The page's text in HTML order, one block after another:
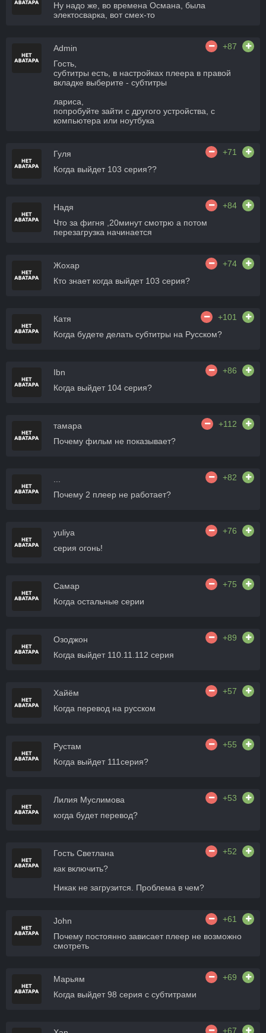
Ну надо же, во времена Османа, была
электосварка, вот смех-то
Admin
+87
Гость,
субтитры есть, в настройках плеера в правой
вкладке выберите - субтитры
лариса,
попробуйте зайти с другого устройства, с
компьютера или ноутбука
Гуля
+71
Когда выйдет 103 серия??
Надя
+84
Что за фигня ,20минут смотрю а потом
перезагрузка начинается
Жохар
+74
Кто знает когда выйдет 103 серия?
Катя
+101
Когда будете делать субтитры на Русском?
Ibn
+86
Когда выйдет 104 серия?
тамара
+112
Почему фильм не показывает?
+82
Почему 2 плеер не работает?
yuliya
+76
серия огонь!
Самар
+75
Когда остальные серии
Озоджон
+89
Когда выйдет 110.11.112 серия
Хайём
+57
Когда перевод на русском
Рустам
+55
Когда выйдет 111серия?
Лилия Муслимова
+53
когда будет перевод?
Гость Светлана
+52
как включить?
Никак не загрузится. Проблема в чем?
John
+61
Почему постоянно зависает плеер не возможно
смотреть
Марьям
+69
Когда выйдет 98 серия с субтитрами
+67